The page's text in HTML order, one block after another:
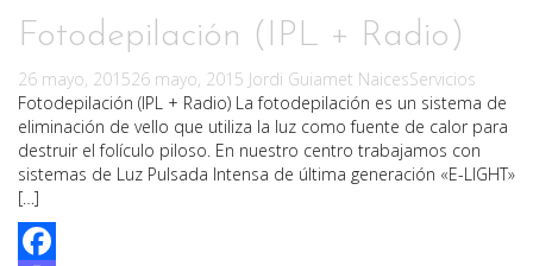
Fotodepilación (IPL + Radio)
26 mayo, 201526 mayo, 2015 Jordi Guiamet NaicesServicios
Fotodepilación (IPL + Radio) La fotodepilación es un sistema de
eliminación de vello que utiliza la luz como fuente de calor para
destruir el folículo piloso. En nuestro centro trabajamos con
sistemas de Luz Pulsada Intensa de última generación «E-LIGHT»
[…]